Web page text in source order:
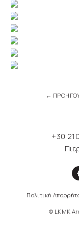
←
+30
Πολιτική
© LKMK